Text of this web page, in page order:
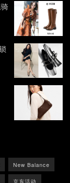
New Balance
京东活动